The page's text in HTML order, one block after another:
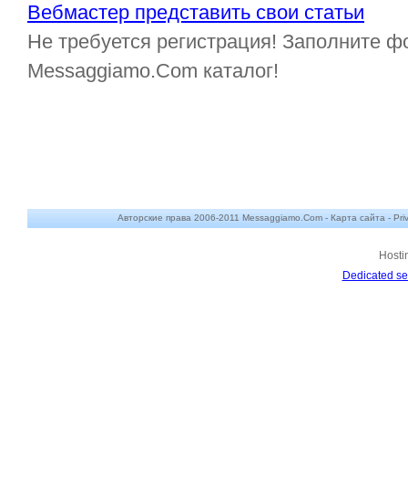
Вебмастер представить свои статьи
Не требуется регистрация! Заполните
Messaggiamo.Com каталог!
Авторские права 2006-2011 Messaggiamo.Com - Карта сайта -
Dedicated